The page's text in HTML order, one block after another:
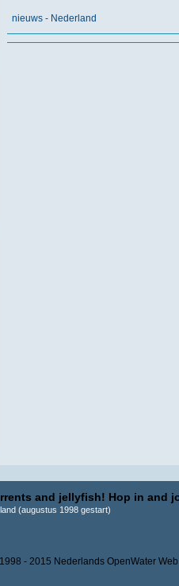
nieuws - Nederland
and jellyfish! Hop in and
(augustus 1998 gestart)
- 2015 Nederlands OpenWater